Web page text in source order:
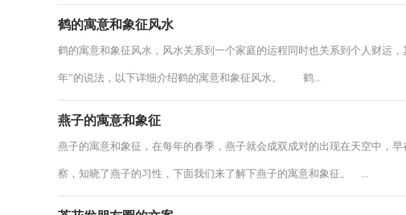
鹤的寓意和象征风水
鹤的寓意和象征风水，风水关系到一个家庭的运程同时也关系到个人财运
年”的说法，以下详细介绍鹤的寓意和象征风水。 鹤...
燕子的寓意和象征
燕子的寓意和象征，在每年的春季，燕子就会成双成对的出现在天空中，
察，知晓了燕子的习性，下面我们来了解下燕子的寓意和象征。 ...